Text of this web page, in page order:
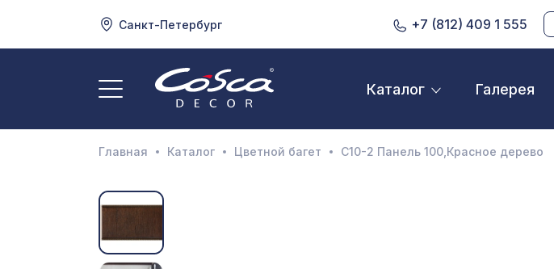
Санкт-Петербург +7 (812) 409 1 555
Каталог Галерея
3D орнамент
Акустические панели
Декоративные балки и брус
Главная Каталог Цветной багет C10-2 Панель 100,Красное дерево